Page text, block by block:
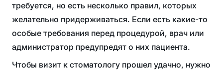
требуется, но есть несколько правил, которых
желательно придерживаться. Если есть какие-то
особые требования перед процедурой, врач или
администратор предупредят о них пациента.
Чтобы визит к стоматологу прошел удачно, нужно